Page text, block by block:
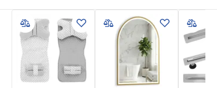
Черни
Материал
Метал
Начин на монтаж
Самозалепващ се
Ширина
455mm
Височина
60mm